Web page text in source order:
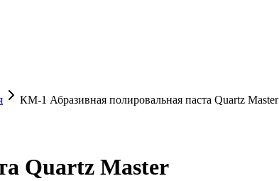
КМ-1 Абразивная полировальная паста Quartz Master
Quartz Master